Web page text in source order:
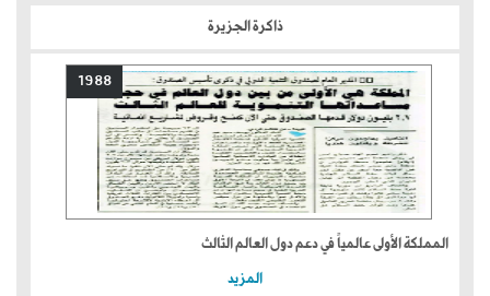
ذاكرة الجزيرة
1988
المملكة الأولى عالمياً في دعم دول العالم الثالث
المزيد